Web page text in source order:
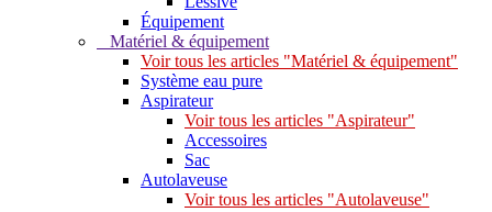
Équipement
Matériel & équipement
Voir tous les articles "Matériel & équipement"
Système eau pure
Aspirateur
Voir tous les articles "Aspirateur"
Accessoires
Sac
Autolaveuse
Voir tous les articles "Autolaveuse"